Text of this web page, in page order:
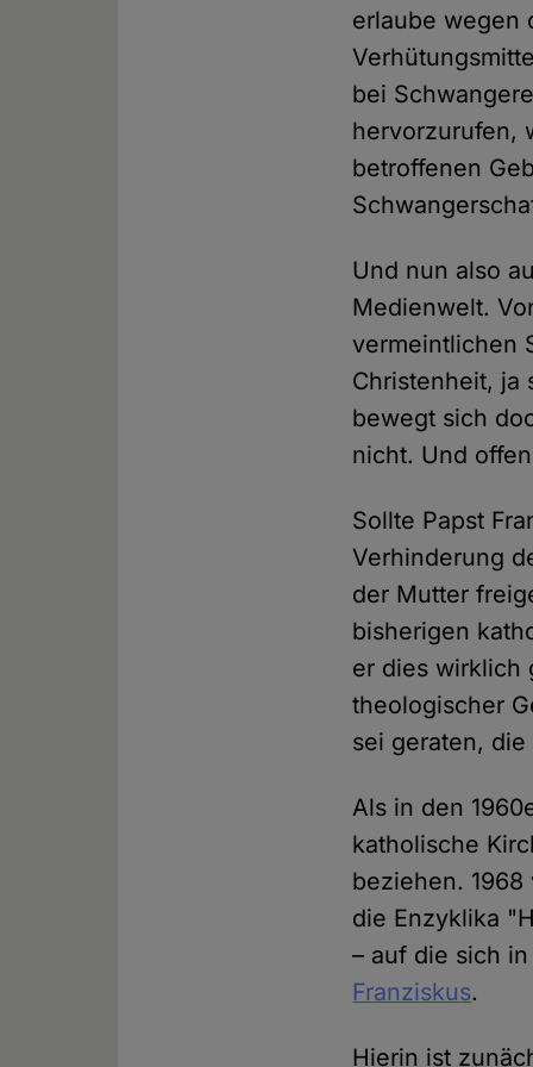
erlaube wegen
bei
hervorzurufen,
betroffenen
Und nun also
Medienwelt.
vermeintlichen
Christenheit, ja
bewegt sich
nicht. Und
Sollte Papst
Verhinderung
der Mutter
bisherigen
er dies wirklich
theologischer
sei geraten,
Als in den
katholische
beziehen.
die Enzyklika
– auf die sich
Franziskus.
Hierin ist